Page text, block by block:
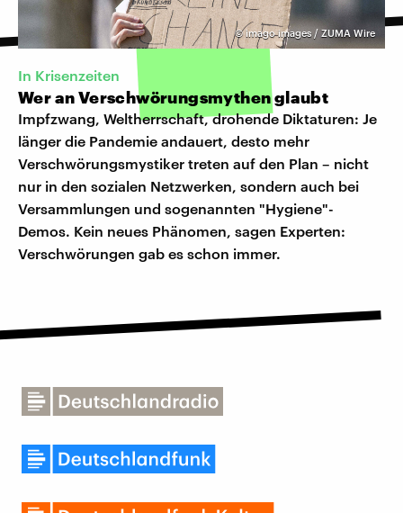
©imago images / ZUMA Wire
In Krisenzeiten
Wer an Verschwörungsmythen glaubt
Impfzwang, Weltherrschaft, drohende Diktaturen: Je
länger die Pandemie andauert, desto mehr
Verschwörungsmystiker treten auf den Plan – nicht
nur in den sozialen Netzwerken, sondern auch bei
Versammlungen und sogenannten "Hygiene"-
Demos. Kein neues Phänomen, sagen Experten:
Verschwörungen gab es schon immer.